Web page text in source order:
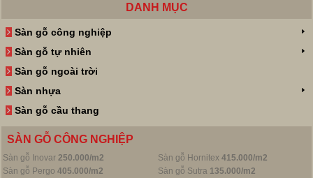
DANH MỤC
Sàn gỗ công nghiệp
Sàn gỗ tự nhiên
Sàn gỗ ngoài trời
Sàn nhựa
Sàn gỗ cầu thang
SÀN GỖ CÔNG NGHIỆP
Sàn gỗ Inovar 250.000/m2 Sàn gỗ Hornitex 415.000/m2
Sàn gỗ Pergo 405.000/m2 Sàn gỗ Sutra 135.000/m2